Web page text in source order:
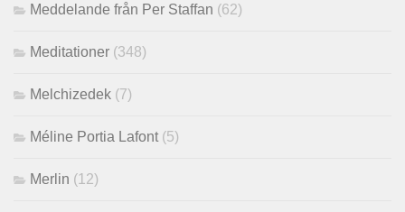
Meddelande från Per Staffan (62)
Meditationer (348)
Melchizedek (7)
Méline Portia Lafont (5)
Merlin (12)